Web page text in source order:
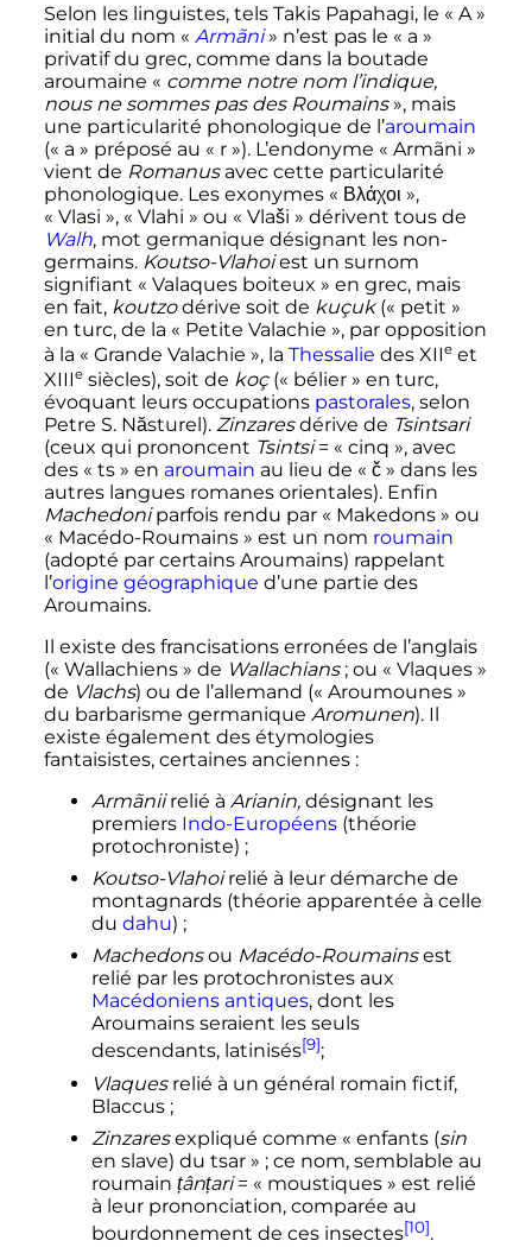
Selon les linguistes, tels Takis Papahagi, le « A »
initial du nom « Armãni » n’est pas le « a »
privatif du grec, comme dans la boutade
aroumaine « comme notre nom l’indique,
nous ne sommes pas des Roumains », mais
une particularité phonologique de l’aroumain
(« a » préposé au « r »). L’endonyme « Armãni »
vient de Romanusavec cette particularité
phonologique. Les exonymes « Βλάχοι »,
« Vlasi », « Vlahi » ou « Vlaši » dérivent tous de
Walh, mot germanique désignant les non-
germains. Koutso-Vlahoiest un surnom
signifiant « Valaques boiteux » en grec, mais
en fait, koutzodérive soit de kuçuk(« petit »
en turc, de la « Petite Valachie », par opposition
à la « Grande Valachie », la Thessalie des XIIe et
XIIIe siècles), soit de koç(« bélier » en turc,
évoquant leurs occupations pastorales, selon
Petre S. Năsturel). Zinzaresdérive de Tsintsari
(ceux qui prononcent Tsintsi= « cinq », avec
des « ts » en aroumain au lieu de « č » dans les
autres langues romanes orientales). Enfin
Machedoniparfois rendu par « Makedons » ou
« Macédo-Roumains » est un nom roumain
(adopté par certains Aroumains) rappelant
l’origine géographique d’une partie des
Aroumains.
Il existe des francisations erronées de l’anglais
(« Wallachiens » de Wallachians ; ou « Vlaques »
de Vlachs) ou de l’allemand (« Aroumounes »
du barbarisme germanique Aromunen). Il
existe également des étymologies
fantaisistes, certaines anciennes :
Armãniirelié à Arianin,désignant les
premiers Indo-Européens(théorie
protochroniste) ;
Koutso-Vlahoirelié à leur démarche de
montagnards (théorie apparentée à celle
du dahu) ;
Machedonsou Macédo-Roumainsest
relié par les protochronistes aux
Macédoniens antiques, dont les
Aroumains seraient les seuls
descendants, latinisés[9];
Vlaquesrelié à un général romain fictif,
Blaccus ;
Zinzaresexpliqué comme « enfants (sin
en slave) du tsar » ; ce nom, semblable au
roumain țânțari= « moustiques » est relié
à leur prononciation, comparée au
bourdonnement de ces insectes[10].